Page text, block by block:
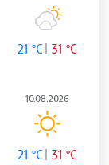
21 °C 31 °C
10.08.2026
21 °C 31 °C